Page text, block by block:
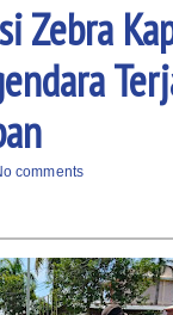
Zebra
comments